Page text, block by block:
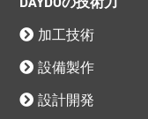
加工技術
設備製作
設計開発